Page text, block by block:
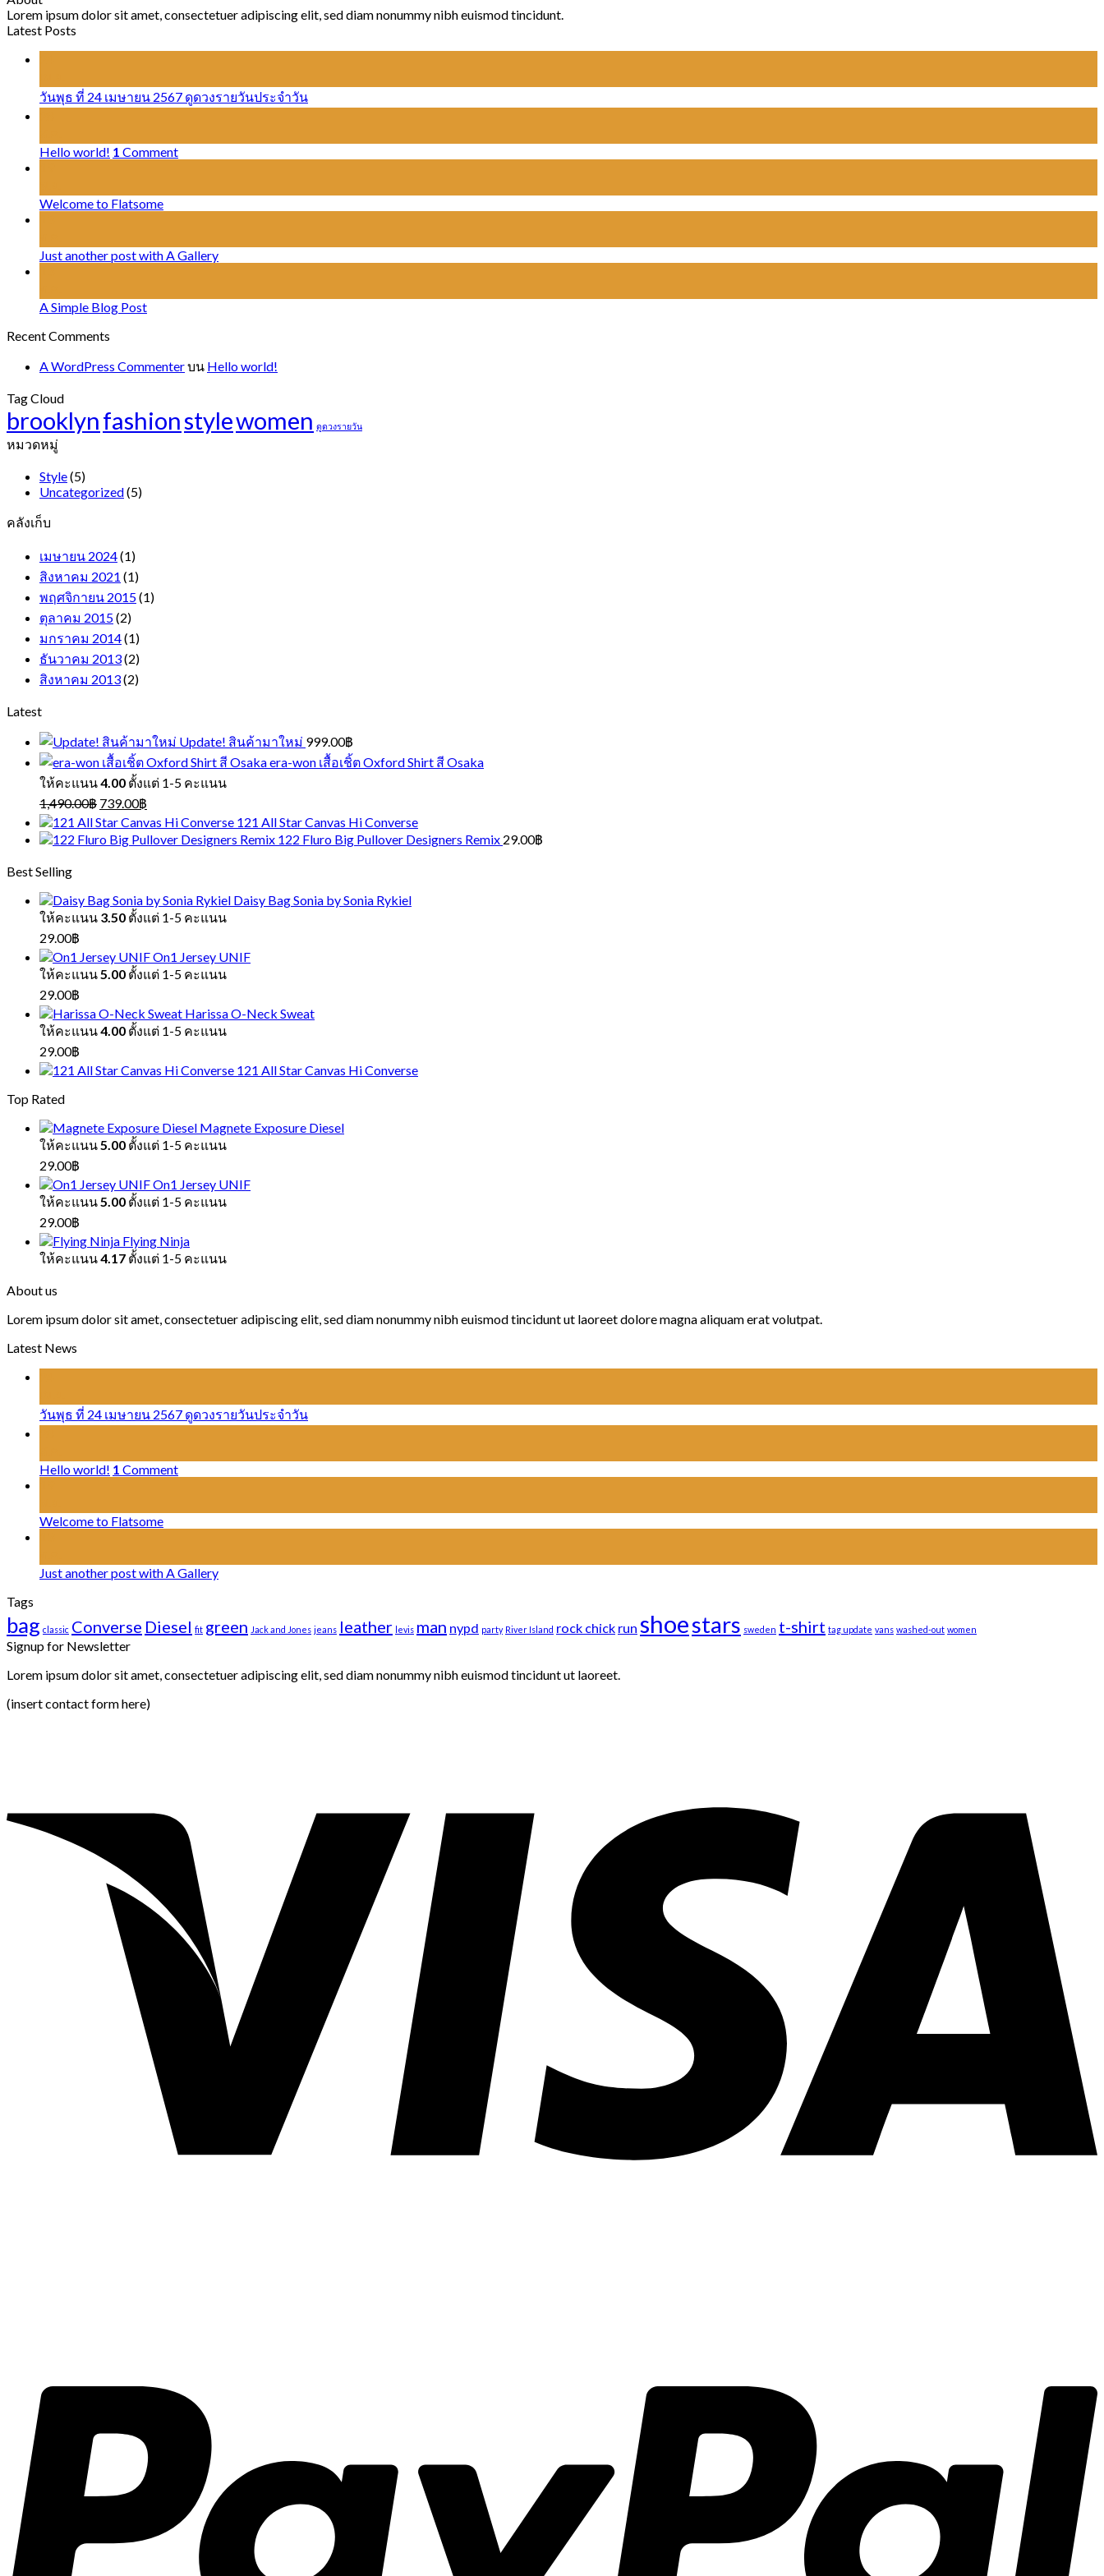
Lorem ipsum dolor sit amet, consectetuer adipiscing elit, sed diam nonummy nibh euismod tincidunt.
Latest Posts
วันพุธ ที่ 24 เมษายน 2567 ดูดวงรายวันประจำวัน
Hello world! 1 Comment
Welcome to Flatsome
Just another post with A Gallery
A Simple Blog Post
Recent Comments
A WordPress Commenterบน Hello world!
Tag Cloud
brooklynfashionstylewomen ดูดวงรายวัน
หมวดหมู่
Style(5)
Uncategorized(5)
คลังเก็บ
เมษายน 2024(1)
สิงหาคม 2021 (1)
พฤศจิกายน 2015(1)
ตุลาคม 2015(2)
มกราคม 2014(1)
ธันวาคม 2013(2)
สิงหาคม 2013(2)
Latest
Update! สินค้ามาใหม่ 999.00฿
era-won เสื้อเชิ้ต Oxford Shirt สี Osaka
ให้คะแนน4.00 ตั้งแต่ 1-5 คะแนน
1,490.00฿ Original
price
was:
1,490.00฿.
739.00฿
price
is:
739.00฿.
121 All Star Canvas Hi Converse
122 Fluro Big Pullover Designers Remix 29.00฿
Best Selling
Daisy Bag Sonia by Sonia Rykiel
ให้คะแนน 3.50 ตั้งแต่ 1-5 คะแนน
29.00฿
On1 Jersey UNIF
ให้คะแนน5.00 ตั้งแต่ 1-5 คะแนน
29.00฿
Harissa O-Neck Sweat
ให้คะแนน4.00 ตั้งแต่ 1-5 คะแนน
29.00฿
121 All Star Canvas Hi Converse
Top Rated
Magnete Exposure Diesel
ให้คะแนน5.00 ตั้งแต่ 1-5 คะแนน
29.00฿
On1 Jersey UNIF
ให้คะแนน5.00 ตั้งแต่ 1-5 คะแนน
29.00฿
Flying Ninja
ให้คะแนน4.17 ตั้งแต่ 1-5 คะแนน
About us
Lorem ipsum dolor sit amet, consectetuer adipiscing elit, sed diam nonummy nibh euismod tincidunt ut laoreet dolore magna aliquam erat volutpat.
Latest News
วันพุธ ที่ 24 เมษายน 2567 ดูดวงรายวันประจำวัน
Hello world! 1 Comment
Welcome to Flatsome
Just another post with A Gallery
Tags
bag classic Converse Diesel fit green Jack and Jones jeans leather levis man nypd party River Island rock chick run shoestars sweden t-shirt tag update vans washed-out women
Signup for Newsletter
Lorem ipsum dolor sit amet, consectetuer adipiscing elit, sed diam nonummy nibh euismod tincidunt ut laoreet.
(insert contact form here)